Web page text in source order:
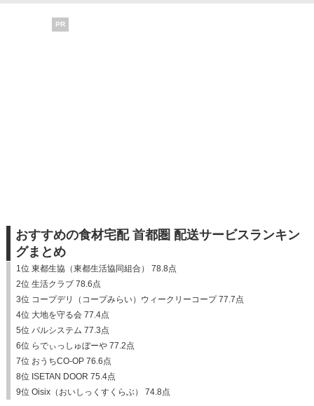
PR
おすすめの食材宅配 首都圏 配送サービスランキン
グまとめ
1位 東都生協（東都生活協同組合） 78.8点
2位 生活クラブ 78.6点
3位 コープデリ（コープみらい）ウィークリーコープ 77.7点
4位 大地を守る会 77.4点
5位 パルシステム 77.3点
6位 らでぃっしゅぼーや 77.2点
7位 おうちCO-OP 76.6点
8位 ISETAN DOOR 75.4点
9位 Oisix（おいしっくすくらぶ） 74.8点